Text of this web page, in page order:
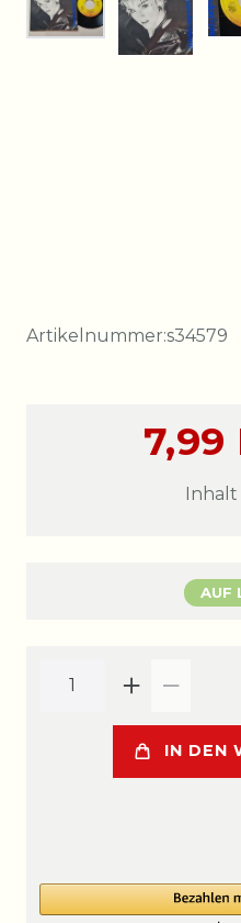
Artikelnummer:s34579
7,99
Inhalt
AUF
IN DEN